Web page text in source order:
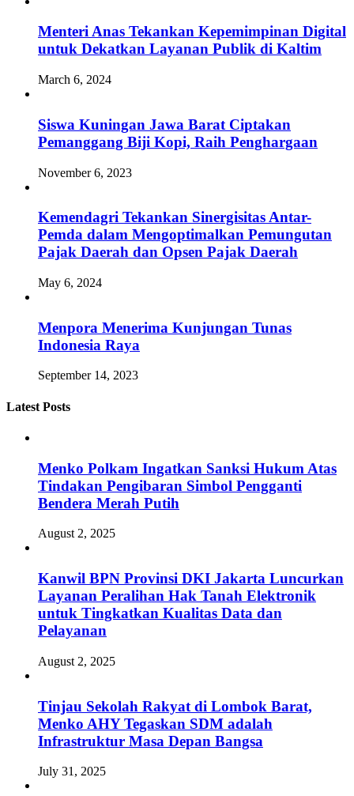
Menteri Anas Tekankan Kepemimpinan Digital
untuk Dekatkan Layanan Publik di Kaltim
March 6, 2024
Siswa Kuningan Jawa Barat Ciptakan
Pemanggang Biji Kopi, Raih Penghargaan
November 6, 2023
Kemendagri Tekankan Sinergisitas Antar-
Pemda dalam Mengoptimalkan Pemungutan
Pajak Daerah dan Opsen Pajak Daerah
May 6, 2024
Menpora Menerima Kunjungan Tunas
Indonesia Raya
September 14, 2023
Latest Posts
Menko Polkam Ingatkan Sanksi Hukum Atas
Tindakan Pengibaran Simbol Pengganti
Bendera Merah Putih
August 2, 2025
Kanwil BPN Provinsi DKI Jakarta Luncurkan
Layanan Peralihan Hak Tanah Elektronik
untuk Tingkatkan Kualitas Data dan
Pelayanan
August 2, 2025
Tinjau Sekolah Rakyat di Lombok Barat,
Menko AHY Tegaskan SDM adalah
Infrastruktur Masa Depan Bangsa
July 31, 2025